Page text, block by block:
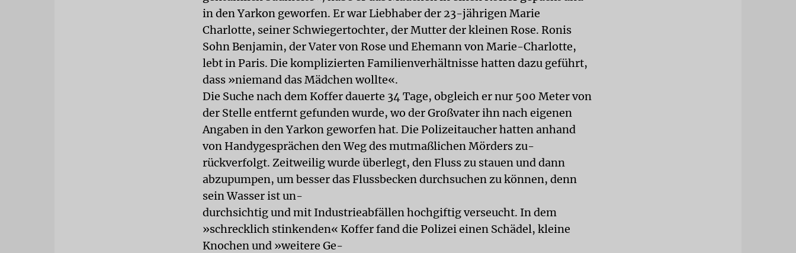
in den Yarkon geworfen. Er war Liebhaber der 23-jährigen Marie
Charlotte, seiner Schwiegertochter, der Mutter der kleinen Rose. Ronis
Sohn Benjamin, der Vater von Rose und Ehemann von Marie-Charlotte,
lebt in Paris. Die komplizierten Familienverhältnisse hatten dazu geführt,
dass »niemand das Mädchen wollte«.
Die Suche nach dem Koffer dauerte 34 Tage, obgleich er nur 500 Meter von
der Stelle entfernt gefunden wurde, wo der Großvater ihn nach eigenen
Angaben in den Yarkon geworfen hat. Die Polizeitaucher hatten anhand
von Handygesprächen den Weg des mutmaßlichen Mörders zu-
rückverfolgt. Zeitweilig wurde überlegt, den Fluss zu stauen und dann
abzupumpen, um besser das Flussbecken durchsuchen zu können, denn
sein Wasser ist un-
durchsichtig und mit Industrieabfällen hochgiftig verseucht. In dem
»schrecklich stinkenden« Koffer fand die Polizei einen Schädel, kleine
Knochen und »weitere Ge-